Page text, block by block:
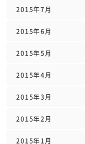
2015年7月
2015年6月
2015年5月
2015年4月
2015年3月
2015年2月
2015年1月